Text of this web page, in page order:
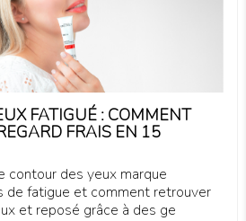
FATIGUÉ : COMMENT
FRAIS EN 15
contour des yeux marque
de fatigue et comment retrouver
et reposé grâce à des ge